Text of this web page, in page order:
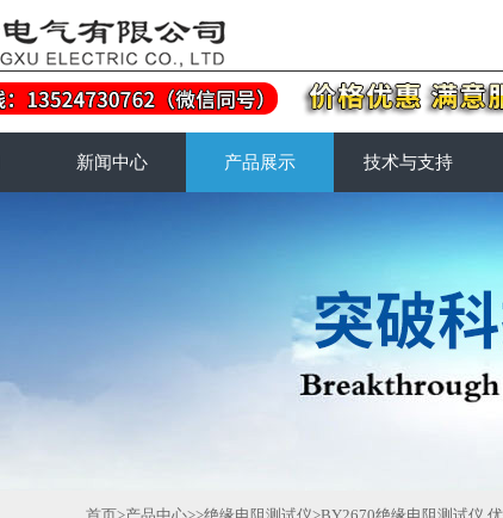
新闻中心 产品展示 技术与支持